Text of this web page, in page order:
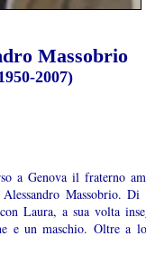
Massobrio
2007)
a Genova il fraterno
Massobrio.
Laura, a sua volta
e un maschio. Oltre a